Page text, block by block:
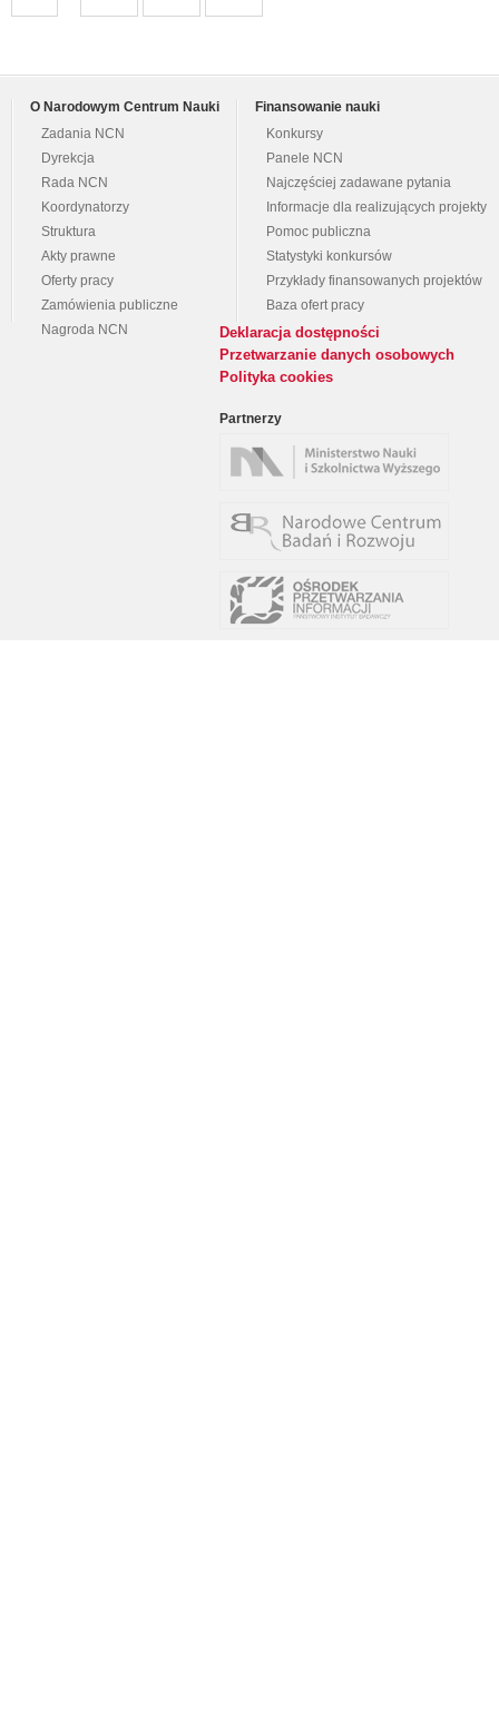
O Narodowym Centrum Nauki
Zadania NCN
Dyrekcja
Rada NCN
Koordynatorzy
Struktura
Akty prawne
Oferty pracy
Zamówienia publiczne
Nagroda NCN
Finansowanie nauki
Konkursy
Panele NCN
Najczęściej zadawane pytania
Informacje dla realizujących projekty
Pomoc publiczna
Statystyki konkursów
Przykłady finansowanych projektów
Baza ofert pracy
Deklaracja dostępności
Przetwarzanie danych osobowych
Polityka cookies
Partnerzy